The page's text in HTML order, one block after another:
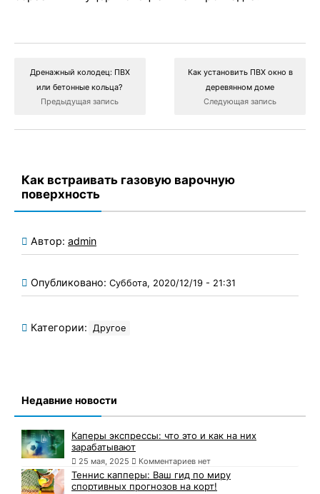
Дренажный колодец: ПВХ
или бетонные кольца?
Предыдущая запись
Как установить ПВХ окно в
деревянном доме
Следующая запись
Как встраивать газовую варочную
поверхность
Автор: admin
Опубликовано: Суббота, 2020/12/19 - 21:31
Категории: Другое
Недавние новости
Каперы экспрессы: что это и как на них
зарабатывают
25 мая, 2025 Комментариев нет
Теннис капперы: Ваш гид по миру
спортивных прогнозов на корт!